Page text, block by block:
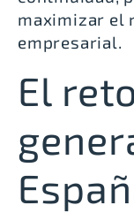
maximizar el
empresarial.
El